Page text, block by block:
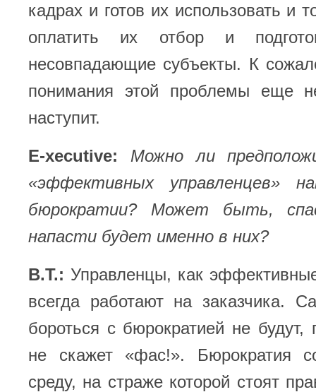
кадрах и готов их использовать и
оплатить их отбор и
несовпадающие субъекты. К
понимания этой проблемы еще
наступит.
E-xecutive: Можно ли
«эффективных управленцев»
бюрократии? Может быть,
напасти будет именно в них?
В.Т.: Управленцы, как
всегда работают на заказчика.
бороться с бюрократией не будут,
не скажет «фас!». Бюрократия
среду, на страже которой стоят